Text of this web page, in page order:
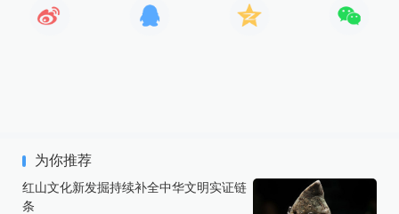
为你推荐
红山文化新发掘持续补全中华文明实证链
条